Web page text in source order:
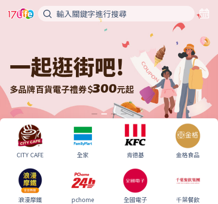
CITY CAFE 全家 肯德基 金格食品
浪漫摩鐵 pchome 全國電子 千葉餐飲